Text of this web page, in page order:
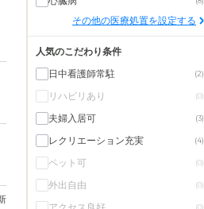
その他の医療処置を設定する
人気のこだわり条件
日中看護師常駐
(2)
リハビリあり (0)
夫婦入居可 (3)
レクリエーション充実 (4)
ペット可 (0)
外出自由 (0)
アクセス良好 (0)